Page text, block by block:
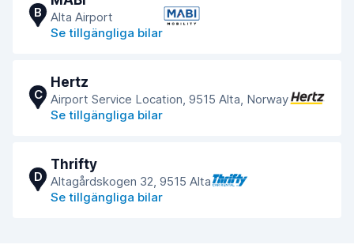
B
Alta Airport
Se tillgängliga bilar
C
Hertz
Airport Service Location, 9515 Alta, Norway
Se tillgängliga bilar
D
Thrifty
Altagårdskogen 32, 9515 Alta
Se tillgängliga bilar